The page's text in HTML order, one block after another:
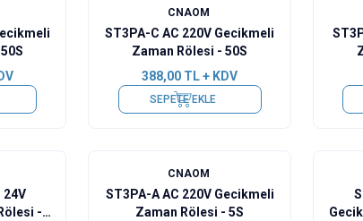
CNAOM
ST3PA-C AC 220V Gecikmeli
Zaman Rölesi - 50S
388,00 TL + KDV
SEPETE EKLE
24V
-
CNAOM
ST3PA-A AC 220V Gecikmeli
Zaman Rölesi - 5S